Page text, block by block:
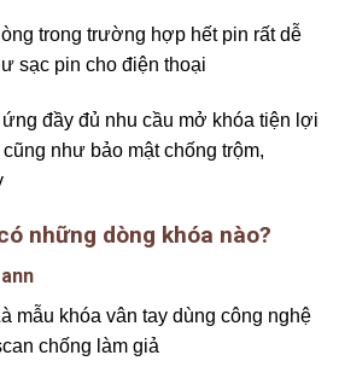
trong trường hợp hết pin rất dễ
sạc pin cho điện thoại
đầy đủ nhu cầu mở khóa tiện lợi
như bảo mật chống trộm,
những dòng khóa nào?
mẫu khóa vân tay dùng công nghệ
chống làm giả